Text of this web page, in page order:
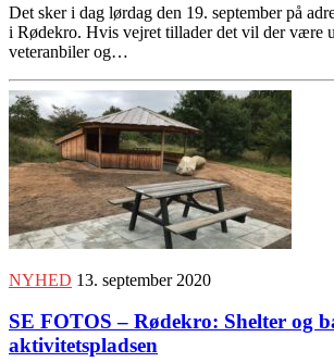
Det sker i dag lørdag den 19. september på
i Rødekro. Hvis vejret tillader det vil der være
veteranbiler og…
NYHED 13. september 2020
SE FOTOS – Rødekro: Shelter og
aktivitetspladsen